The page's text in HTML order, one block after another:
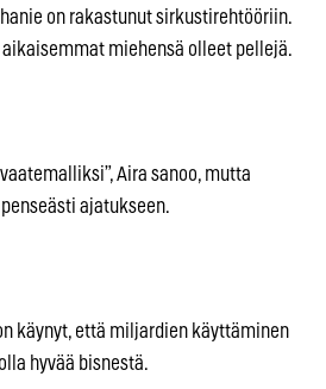
on rakastunut sirkustirehtööriin.
aikaisemmat miehensä olleet pellejä.
Aira sanoo, mutta
ajatukseen.
käynyt, että miljardien käyttäminen
hyvää bisnestä.